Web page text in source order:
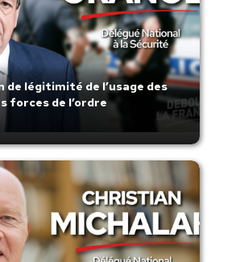
de légitimité de l’usage des
forces de l’ordre